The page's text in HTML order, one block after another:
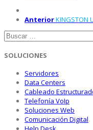
AnteriorKINGSTON
Buscar:
SOLUCIONES
Servidores
Data Centers
Cableado
Telefonía VoIp
Soluciones Web
Comunicación Digital